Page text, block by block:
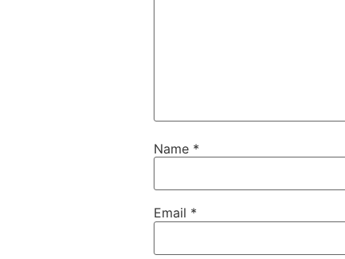
Name *
Email *